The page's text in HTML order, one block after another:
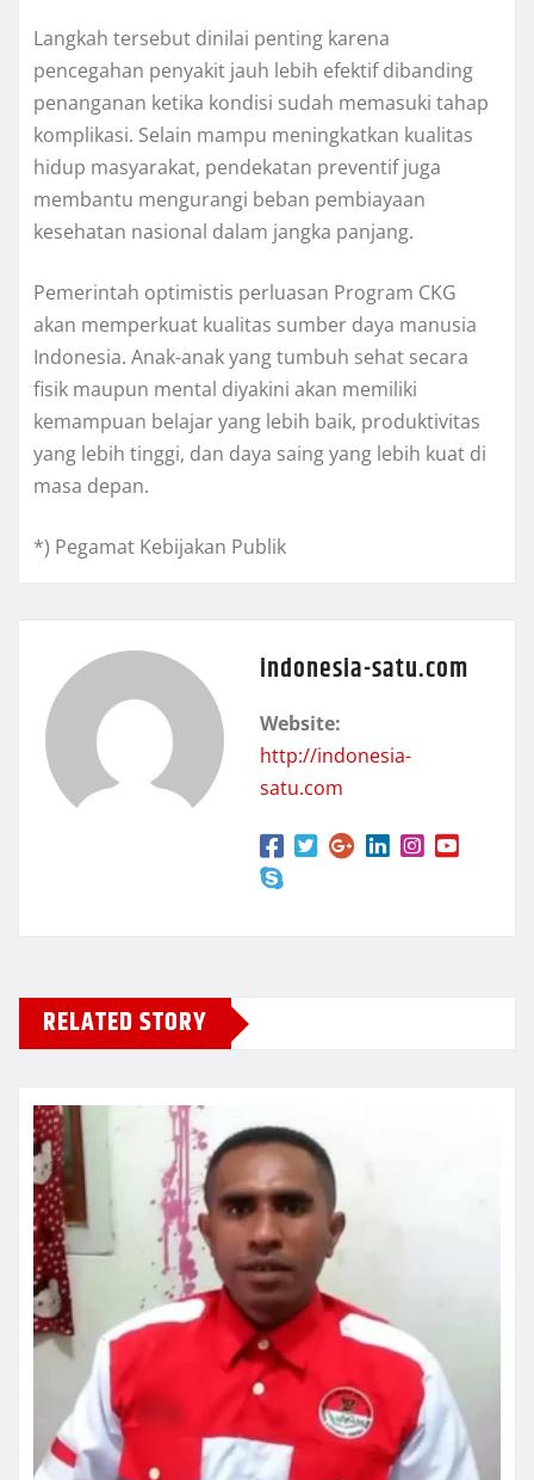
Langkah tersebut dinilai penting karena
pencegahan penyakit jauh lebih efektif dibanding
penanganan ketika kondisi sudah memasuki tahap
komplikasi. Selain mampu meningkatkan kualitas
hidup masyarakat, pendekatan preventif juga
membantu mengurangi beban pembiayaan
kesehatan nasional dalam jangka panjang.
Pemerintah optimistis perluasan Program CKG
akan memperkuat kualitas sumber daya manusia
Indonesia. Anak-anak yang tumbuh sehat secara
fisik maupun mental diyakini akan memiliki
kemampuan belajar yang lebih baik, produktivitas
yang lebih tinggi, dan daya saing yang lebih kuat di
masa depan.
*) Pegamat Kebijakan Publik
indonesia-satu.com
Website:
http://indonesia-
satu.com
RELATED STORY